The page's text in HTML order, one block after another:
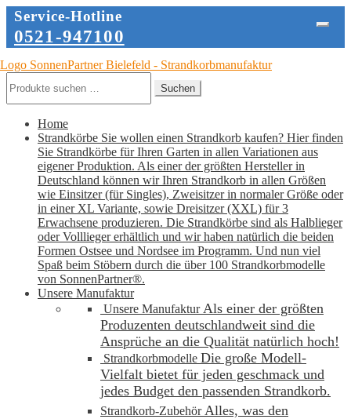
Service-Hotline
0521-947100
Zur
springen
Zum
springen
nach:
Suchen
Home
Strandkörbe Sie wollen einen Strandkorb kaufen? Hier finden
Sie Strandkörbe für Ihren Garten in allen Variationen aus
eigener Produktion. Als einer der größten Hersteller in
Deutschland können wir Ihren Strandkorb in allen Größen
wie Einsitzer (für Singles), Zweisitzer in normaler Größe oder
in einer XL Variante, sowie Dreisitzer (XXL) für 3
Erwachsene produzieren. Die Strandkörbe sind als Halblieger
oder Volllieger erhältlich und wir haben natürlich die beiden
Formen Ostsee und Nordsee im Programm. Und nun viel
Spaß beim Stöbern durch die über 100 Strandkorbmodelle
von SonnenPartner®.
Unsere Manufaktur
Unsere Manufaktur Als einer der größten
Produzenten deutschlandweit sind die
Ansprüche an die Qualität natürlich hoch!
Strandkorbmodelle Die große Modell-
Vielfalt bietet für jeden geschmack und
jedes Budget den passenden Strandkorb.
Strandkorb-Zubehör Alles, was den